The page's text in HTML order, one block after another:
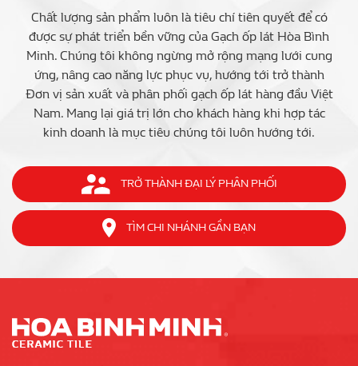
Chất lượng sản phẩm luôn là tiêu chí tiên quyết để có
được sự phát triển bền vững của Gạch ốp lát Hòa Bình
Minh. Chúng tôi không ngừng mở rộng mạng lưới cung
ứng, nâng cao năng lực phục vụ, hướng tới trở thành
Đơn vị sản xuất và phân phối gạch ốp lát hàng đầu Việt
Nam. Mang lại giá trị lớn cho khách hàng khi hợp tác
kinh doanh là mục tiêu chúng tôi luôn hướng tới.
TRỞ THÀNH ĐẠI LÝ PHÂN PHỐI
TÌM CHI NHÁNH GẦN BẠN